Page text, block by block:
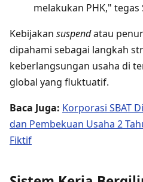
melakukan PHK," tegas
Kebijakan suspendatau
dipahami sebagai langkah
keberlangsungan usaha di
global yang fluktuatif.
Baca Juga: Korporasi SBAT
dan Pembekuan Usaha 2
Fiktif